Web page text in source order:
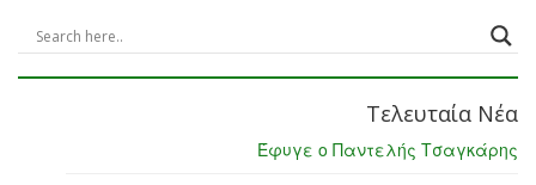
Τελευταία Νέα
Έφυγε ο Παντελής Τσαγκάρης